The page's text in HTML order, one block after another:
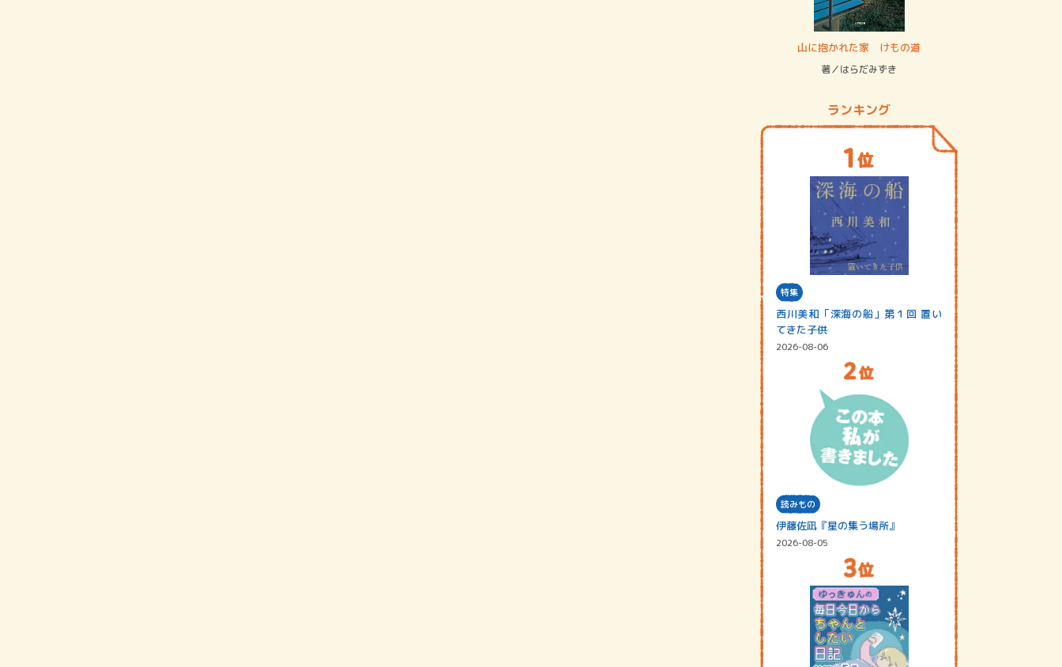
山に抱かれた家 けもの道
著／はらだみずき
ランキング
特集
西川美和「深海の船」第１回 置い
てきた子供
2026-08-06
読みもの
伊藤佐凪『星の集う場所』
2026-08-05